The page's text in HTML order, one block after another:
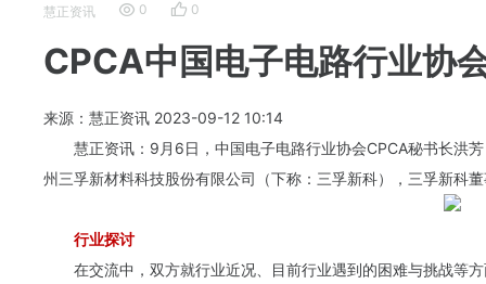
慧正资讯 0 0
CPCA中国电子电路行业协
来源：慧正资讯 2023-09-12 10:14
慧正资讯：9月6日，中国电子电路行业协会CPCA秘书长洪
州三孚新材料科技股份有限公司（下称：三孚新科），三孚新科
行业探讨
在交流中，双方就行业近况、目前行业遇到的困难与挑战等